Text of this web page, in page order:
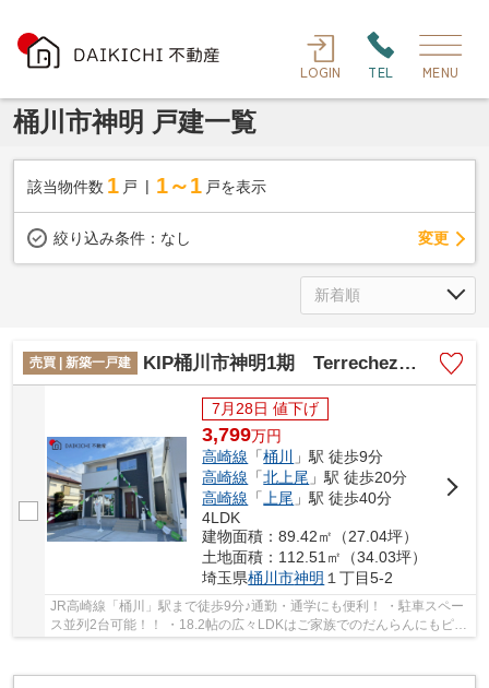
LOGIN TEL MENU
桶川市神明 戸建一覧
該当物件数 1 戸 1～1 戸を表示
絞り込み条件： なし 変更
売買 | 新築一戸建 KIP桶川市神明1期 Terrechez 新築戸建 全2棟 2号棟
7月28日 値下げ
3,799万円
高崎線 「桶川
」駅 徒歩9分
高崎線 「北上尾 」駅 徒歩20分
高崎線 「 上尾 」駅 徒歩40分
4LDK
建物面積：89.42㎡（27.04坪）
土地面積：112.51㎡（34.03坪）
埼玉県桶川市神明 １丁目5-2
JR高崎線「桶川」駅まで徒歩9分♪通勤・通学にも便利！ ・駐車スペー
ス並列2台可能！！ ・18.2帖の広々LDKはご家族でのだんらんにもピッ
タリ！！